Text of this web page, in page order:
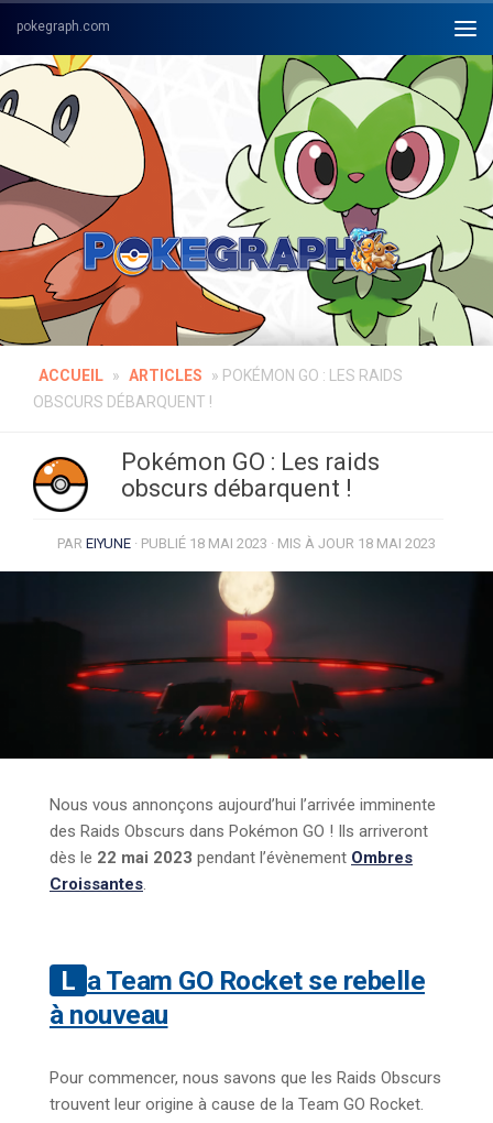
Skip to content
ACCUEIL » ARTICLES » POKÉMON GO : LES RAIDS
OBSCURS DÉBARQUENT !
Pokémon GO : Les raids
obscurs débarquent !
PAR EIYUNE · PUBLIÉ 18 MAI 2023 · MIS À JOUR 18 MAI 2023
Nous vous annonçons aujourd’hui l’arrivée imminente
des Raids Obscurs dans Pokémon GO ! Ils arriveront
dès le 22 mai 2023 pendant l’évènement Ombres
Croissantes.
La Team GO Rocket se rebelle
à nouveau
Pour commencer, nous savons que les Raids Obscurs
trouvent leur origine à cause de la Team GO Rocket.